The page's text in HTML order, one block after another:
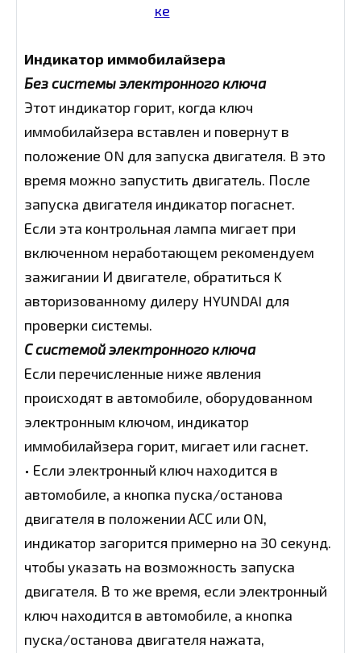
Индикатор иммобилайзера
Без системы электронного ключа
Этот индикатор горит, когда ключ
иммобилайзера вставлен и повернут в
положение ON для запуска двигателя. B это
время можно запустить двигатель. После
запуска двигателя индикатор погаснет.
Если эта контрольная лампа мигает при
включенном неработающем рекомендуем
зажигании И двигателе, обратиться K
авторизованному дилеру HYUNDAI для
проверки системы.
С системой электронного ключа
Если перечисленные ниже явления
происходят в автомобиле, оборудованном
электронным ключом, индикатор
иммобилайзера горит, мигает или гаснет.
• Если электронный ключ находится в
автомобиле, а кнопка пуска/останова
двигателя в положении АСС или ON,
индикатор загорится примерно на 30 секунд.
чтобы указать на возможность запуска
двигателя. В то же время, если электронный
ключ находится в автомобиле, а кнопка
пуска/останова двигателя нажата,